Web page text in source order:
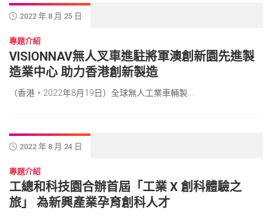
2022 年 8 月 25 日
專題介紹
VISIONNAV無人叉車進駐將軍澳創新園先進製
造業中心 助力香港創新製造
（香港，2022年8月19日）全球無人工業車輛製...
2022 年 8 月 24 日
專題介紹
工總和科技園合辦首屆「工業 X 創科體驗之
旅」 為新興產業孕育創科人才